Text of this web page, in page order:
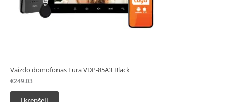
Vaizdo domofonas Eura VDP-85A3 Black
€249.03